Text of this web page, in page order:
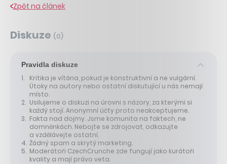
Zpět na článek
Diskuze (0)
Pravidla diskuze
Kritika je vítána, pokud je konstruktivní a ne vulgární.
Útoky na autory nebo ostatní diskutující u nás nemají
místo.
Usilujeme o diskuzi na úrovni s názory, za kterými si
každý stojí. Anonymní účty proto neakceptujeme.
Fakta nad dojmy. Jsme komunita na faktech, ne
domněnkách. Nebojte se zdrojovat, odkazujte
a vzdělávejte ostatní.
Žádný spam a skrytý marketing.
Moderátoři CzechCrunche zde fungují jako kurátoři
kvality a mají právo veta.